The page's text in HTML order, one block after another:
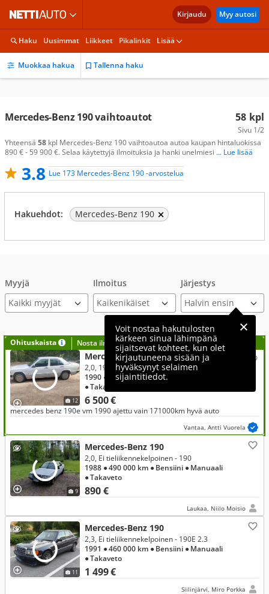
Kirjaudu Myy autosi
Haku Uusimmat Liikkeet Pikalinkit Lisää
Muokkaa hakua Tallenna haku
58 kpl
Sivu 1/2
Mercedes-Benz 190 vaihtoautot
Yhteensä 58 kpl Mercedes-Benz 190 vaihtoautoa autoa kaupan hintaluokissa
890 € - 59 900 €. Selaa käytettyjä ilmoituksia ja hanki unelmiesi ... Lue lisää
3.8 Lue 173 Mercedes-Benz 190 -arvostelua
Hakuehdot: Mercedes-Benz 190
Myyjä
Kaikki myyjät
Ilmoitus Järjestys
Voit nostaa hakutulosten
kärkeen sinua lähimpänä
sijaitsevat kohteet, kun olet
kirjautuneena sisään ja
hyväksynyt selaimen
sijaintitiedot.
Ohituskaista Nosta ilmoituksesi tähän?
12
Mercedes-Benz 190
6 500 €
2,0, 190e
1990 ● 171 000 km● Bensiini
● Takaveto
mercedes benz 190e vm 1990 ajettu vain 171000km hyvä auto
Vantaa, Antti Vuorela
9
Mercedes-Benz 190
890 €
2,0, Ei tieliikennekelpoinen - 190
1988 ● 490 000 km ● Bensiini ● Manuaali
● Takaveto
Laukaa, Niilo Moisio
11
Mercedes-Benz 190
1 499 €
2,3, Ei tieliikennekelpoinen - 190E 2.3
1991 ● 460 000 km ● Bensiini ● Manuaali
● Takaveto
Siilinjärvi, Miro Porkka